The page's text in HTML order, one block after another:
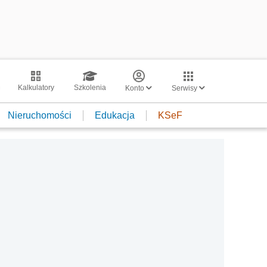
Kalkulatory Szkolenia Konto Serwisy
Nieruchomości Edukacja KSeF